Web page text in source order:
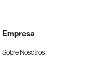
Empresa
Sobre Nosotros